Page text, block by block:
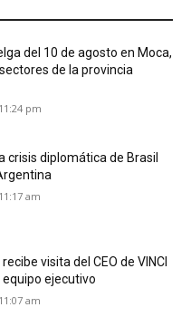
del 10 de agosto en Moca,
de la provincia
pm
crisis diplomática de Brasil
am
visita del CEO de VINCI
ejecutivo
am